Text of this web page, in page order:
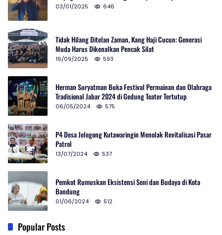
03/01/2025 646
Tidak Hilang Ditelan Zaman, Kang Haji Cucun: Generasi
Muda Harus Dikenalkan Pencak Silat
16/09/2025 593
Herman Suryatman Buka Festival Permainan dan Olahraga
Tradisional Jabar 2024 di Gedung Teater Tertutup
06/05/2024 575
P4 Desa Jelegong Kutawaringin Menolak Revitalisasi Pasar
Patrol
13/07/2024 537
Pemkot Rumuskan Eksistensi Seni dan Budaya di Kota
Bandung
01/06/2024 512
Popular Posts